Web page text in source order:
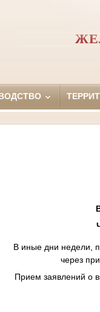
В иные дни недели,
через
Прием заявлений о